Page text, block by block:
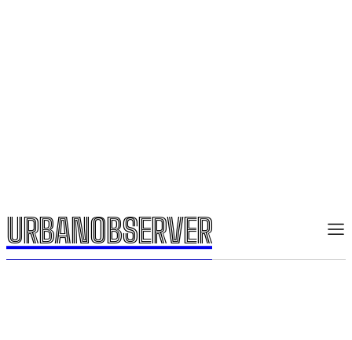
URBANOBSERVER
URBANOBSERVER